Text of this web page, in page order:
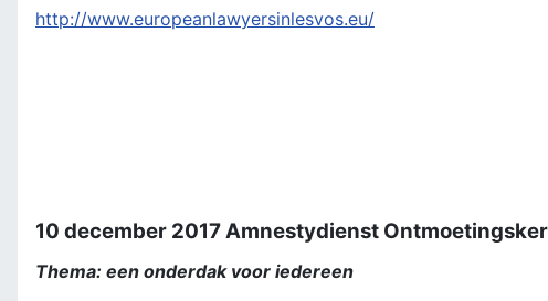
http://www.europeanlawyersinlesvos.eu/
10 december 2017 Amnestydienst
Thema: een onderdak voor iedereen